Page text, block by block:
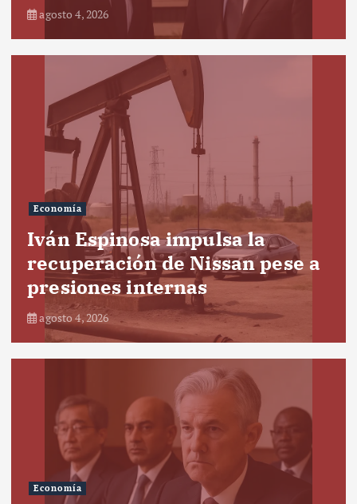
agosto 4, 2026
Economía
Iván Espinosa impulsa la
recuperación de Nissan pese a
presiones internas
agosto 4, 2026
Economía